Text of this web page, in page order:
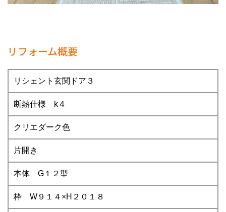
リフォーム概要
リシェント玄関ドア３
断熱仕様 k４
クリエダーク色
片開き
本体 G１２型
枠 W９１４×H２０１８